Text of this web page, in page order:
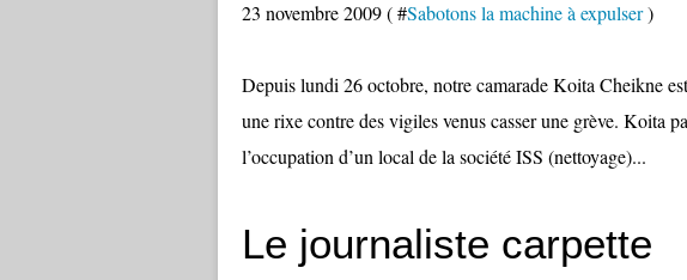
23 novembre 2009 ( #Sabotons la machine à expulser)
Depuis lundi 26 octobre, notre camarade Koita Cheikne
une rixe contre des vigiles venus casser une grève. Koita
l’occupation d’un local de la société ISS (nettoyage)...
Le journaliste carpette